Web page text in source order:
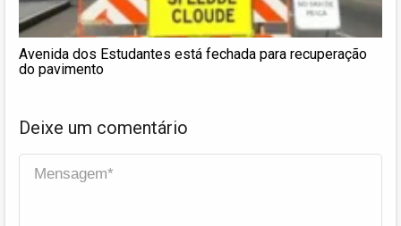
Avenida dos Estudantes está fechada para recuperação
do pavimento
Deixe um comentário